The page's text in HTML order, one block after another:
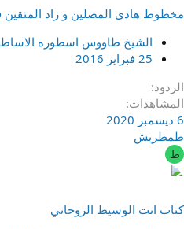
مخطوط هادی المضلین و زاد المتقین
الشيخ طاووس اسطوره
25 فبراير 2016
الردود
المشاهدات
6 ديسمبر 2020
طمطريش
ط
كتاب انت الوسيط الروحاني